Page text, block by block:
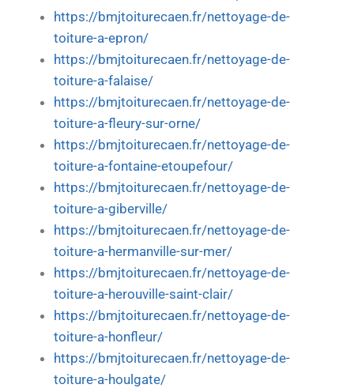
https://bmjtoiturecaen.fr/nettoyage-de-
toiture-a-epron/
https://bmjtoiturecaen.fr/nettoyage-de-
toiture-a-falaise/
https://bmjtoiturecaen.fr/nettoyage-de-
toiture-a-fleury-sur-orne/
https://bmjtoiturecaen.fr/nettoyage-de-
toiture-a-fontaine-etoupefour/
https://bmjtoiturecaen.fr/nettoyage-de-
toiture-a-giberville/
https://bmjtoiturecaen.fr/nettoyage-de-
toiture-a-hermanville-sur-mer/
https://bmjtoiturecaen.fr/nettoyage-de-
toiture-a-herouville-saint-clair/
https://bmjtoiturecaen.fr/nettoyage-de-
toiture-a-honfleur/
https://bmjtoiturecaen.fr/nettoyage-de-
toiture-a-houlgate/